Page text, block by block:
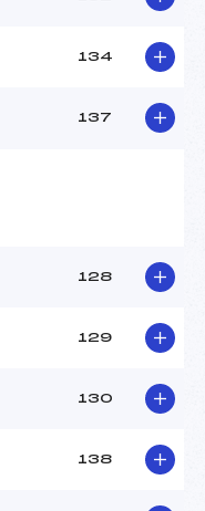
U18->U30
134
137
128
129
130
138